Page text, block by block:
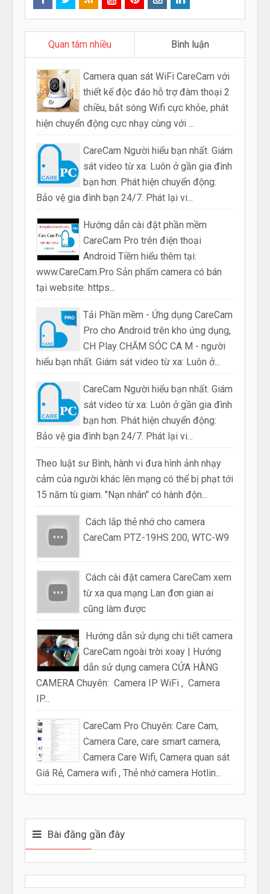
Quan tâm nhiều Bình luận
Camera quan sát WiFi CareCam với
thiết kế độc đáo hỗ trợ đàm thoại 2
chiều, bắt sóng Wifi cực khỏe, phát
hiện chuyển động cực nhạy cùng với ...
CareCam Người hiểu bạn nhất. Giám
sát video từ xa: Luôn ở gần gia đình
bạn hơn. Phát hiện chuyển động:
Bảo vệ gia đình bạn 24/7. Phát lại vi...
Hướng dẫn cài đặt phần mềm
CareCam Pro trên điện thoại
Android Tiềm hiểu thêm tại:
www.CareCam.Pro Sản phẩm camera có bán
tại website: https...
Tải Phần mềm - Ứng dụng CareCam
Pro cho Android trên kho ứng dụng,
CH Play CHĂM SÓC CA M - người
hiểu bạn nhất. Giám sát video từ xa: Luôn ở...
CareCam Người hiểu bạn nhất. Giám
sát video từ xa: Luôn ở gần gia đình
bạn hơn. Phát hiện chuyển động:
Bảo vệ gia đình bạn 24/7. Phát lại vi...
Theo luật sư Bình, hành vi đưa hình ảnh nhạy
cảm của người khác lên mạng có thể bị phạt tới
15 năm tù giam. "Nạn nhân" có hành độn...
Cách lắp thẻ nhớ cho camera
CareCam PTZ-19HS 200, WTC-W9
Cách cài đặt camera CareCam xem
từ xa qua mạng Lan đơn gian ai
cũng làm được
Hướng dẫn sử dụng chi tiết camera
CareCam ngoài trời xoay | Hướng
dẫn sử dụng camera CỬA HÀNG
CAMERA Chuyên: Camera IP WiFi , Camera
IP...
CareCam Pro Chuyên: Care Cam,
Camera Care, care smart camera,
Camera Care Wifi, Camera quan sát
Giá Rẻ, Camera wifi , Thẻ nhớ camera Hotlin...
Bài đăng gần đây